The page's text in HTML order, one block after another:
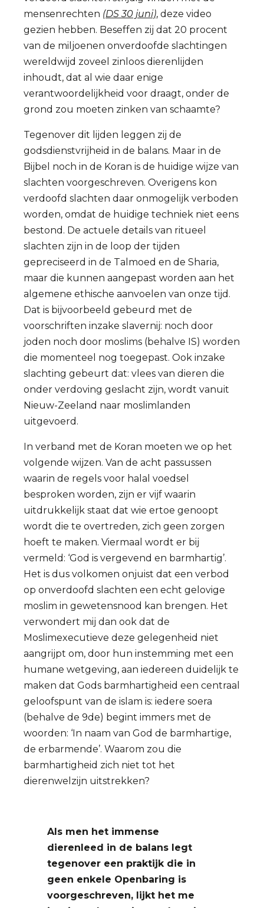
mensenrechten (DS 30 juni), deze video
gezien hebben. Beseffen zij dat 20 procent
van de miljoenen onverdoofde slachtingen
wereldwijd zoveel zinloos dierenlijden
inhoudt, dat al wie daar enige
verantwoordelijkheid voor draagt, onder de
grond zou moeten zinken van schaamte?
Tegenover dit lijden leggen zij de
godsdienstvrijheid in de balans. Maar in de
Bijbel noch in de Koran is de huidige wijze van
slachten voorgeschreven. Overigens kon
verdoofd slachten daar onmogelijk verboden
worden, omdat de huidige techniek niet eens
bestond. De actuele details van ritueel
slachten zijn in de loop der tijden
gepreciseerd in de Talmoed en de Sharia,
maar die kunnen aangepast worden aan het
algemene ethische aanvoelen van onze tijd.
Dat is bijvoorbeeld gebeurd met de
voorschriften inzake slavernij: noch door
joden noch door moslims (behalve IS) worden
die momenteel nog toegepast. Ook inzake
slachting gebeurt dat: vlees van dieren die
onder verdoving geslacht zijn, wordt vanuit
Nieuw-Zeeland naar moslimlanden
uitgevoerd.
In verband met de Koran moeten we op het
volgende wijzen. Van de acht passussen
waarin de regels voor halal voedsel
besproken worden, zijn er vijf waarin
uitdrukkelijk staat dat wie ertoe genoopt
wordt die te overtreden, zich geen zorgen
hoeft te maken. Viermaal wordt er bij
vermeld: ‘God is vergevend en barmhartig’.
Het is dus volkomen onjuist dat een verbod
op onverdoofd slachten een echt gelovige
moslim in gewetensnood kan brengen. Het
verwondert mij dan ook dat de
Moslimexecutieve deze gelegenheid niet
aangrijpt om, door hun instemming met een
humane wetgeving, aan iedereen duidelijk te
maken dat Gods barmhartigheid een centraal
geloofspunt van de islam is: iedere soera
(behalve de 9de) begint immers met de
woorden: ‘In naam van God de barmhartige,
de erbarmende’. Waarom zou die
barmhartigheid zich niet tot het
dierenwelzijn uitstrekken?
Als men het immense
dierenleed in de balans legt
tegenover een praktijk die in
geen enkele Openbaring is
voorgeschreven, lijkt het me